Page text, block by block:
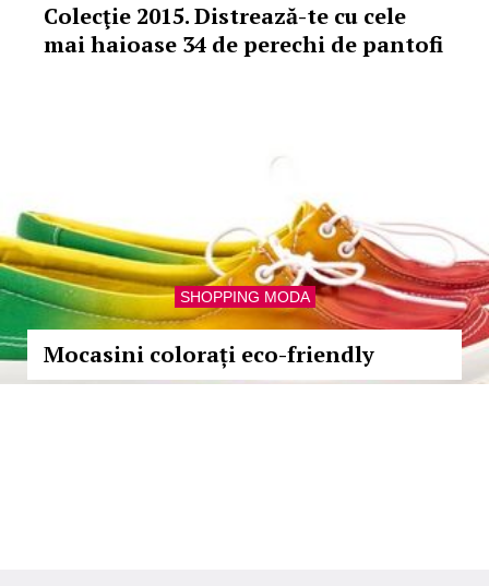
Colecţie 2015. Distrează-te cu cele
mai haioase 34 de perechi de pantofi
SHOPPING MODA
Mocasini colorați eco-friendly